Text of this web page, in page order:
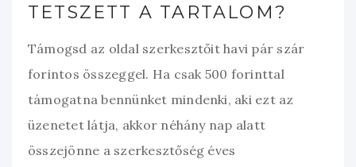
TETSZETT A TARTALOM?
Támogsd az oldal szerkesztőit havi pár szár
forintos összeggel. Ha csak 500 forinttal
támogatna bennünket mindenki, aki ezt az
üzenetet látja, akkor néhány nap alatt
összejönne a szerkesztőség éves